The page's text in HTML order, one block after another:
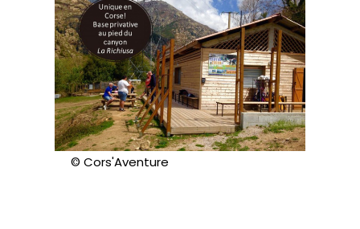
© Cors'Aventure